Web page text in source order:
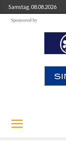
Samstag, 08.08.2026
Sponsored by